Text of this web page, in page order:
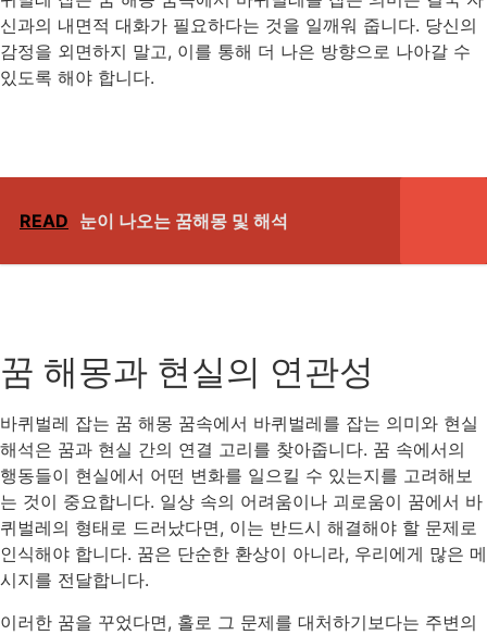
신과의 내면적 대화가 필요하다는 것을 일깨워 줍니다. 당신의
감정을 외면하지 말고, 이를 통해 더 나은 방향으로 나아갈 수
있도록 해야 합니다.
READ 눈이 나오는 꿈해몽 및 해석
꿈 해몽과 현실의 연관성
바퀴벌레 잡는 꿈 해몽 꿈속에서 바퀴벌레를 잡는 의미와 현실
해석은 꿈과 현실 간의 연결 고리를 찾아줍니다. 꿈 속에서의
행동들이 현실에서 어떤 변화를 일으킬 수 있는지를 고려해보
는 것이 중요합니다. 일상 속의 어려움이나 괴로움이 꿈에서 바
퀴벌레의 형태로 드러났다면, 이는 반드시 해결해야 할 문제로
인식해야 합니다. 꿈은 단순한 환상이 아니라, 우리에게 많은 메
시지를 전달합니다.
이러한 꿈을 꾸었다면, 홀로 그 문제를 대처하기보다는 주변의